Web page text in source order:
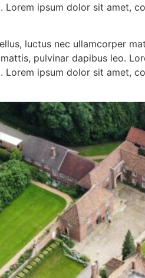
ipsum dolor sit amet,
luctus nec ullamcorper
pulvinar dapibus leo.
ipsum dolor sit amet,